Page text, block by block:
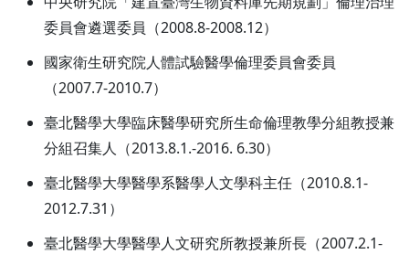
委員會遴選委員（2008.8-2008.12）
國家衛生研究院人體試驗醫學倫理委員會委員
（2007.7-2010.7）
臺北醫學大學臨床醫學研究所生命倫理教學分組教授兼
分組召集人（2013.8.1.-2016. 6.30）
臺北醫學大學醫學系醫學人文學科主任（2010.8.1-
2012.7.31）
臺北醫學大學醫學人文研究所教授兼所長（2007.2.1-